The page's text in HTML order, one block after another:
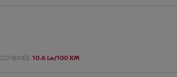
COMBINÉE: 10.6 Le/100 KM